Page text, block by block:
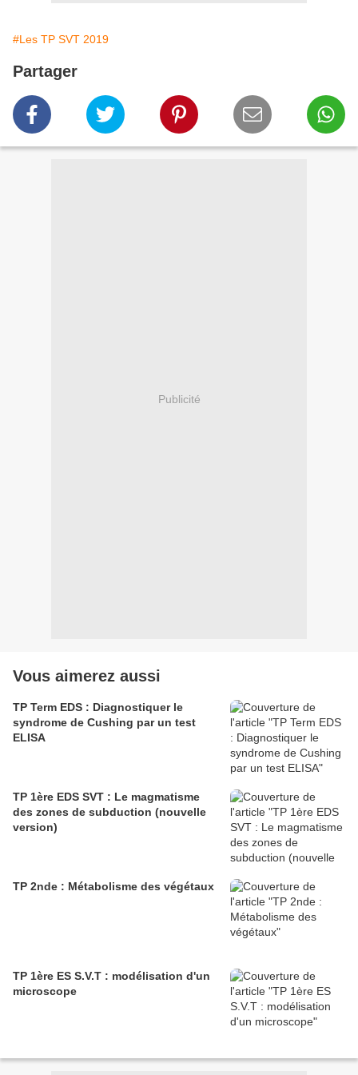
#Les TP SVT 2019
Partager
Publicité
Vous aimerez aussi
TP Term EDS : Diagnostiquer le
syndrome de Cushing par un test
ELISA
TP 1ère EDS SVT : Le magmatisme
des zones de subduction (nouvelle
version)
TP 2nde : Métabolisme des végétaux
TP 1ère ES S.V.T : modélisation d'un
microscope